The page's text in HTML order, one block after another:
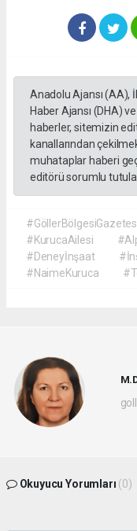
Anadolu Ajansı (AA),
Haber Ajansı (DHA)
haberler, sitemizin
kanallarından
muhataplar haberi
editörü sorumlu
#KurucaAilesi
#Deneyİnşaat
#NaimeKuruca
Okuyucu Yorumları (0)